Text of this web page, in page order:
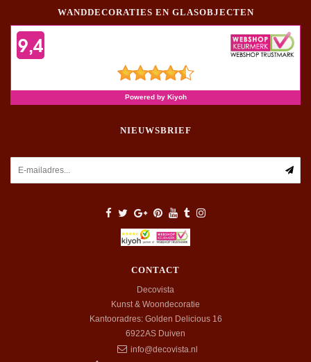
WANDDECORATIES EN GLASOBJECTEN
NIEUWSBRIEF
CONTACT
Decovista
Kunst & Woondecoratie
Kantooradres: Golden Delicious 16
6922AS Duiven
info@decovista.nl